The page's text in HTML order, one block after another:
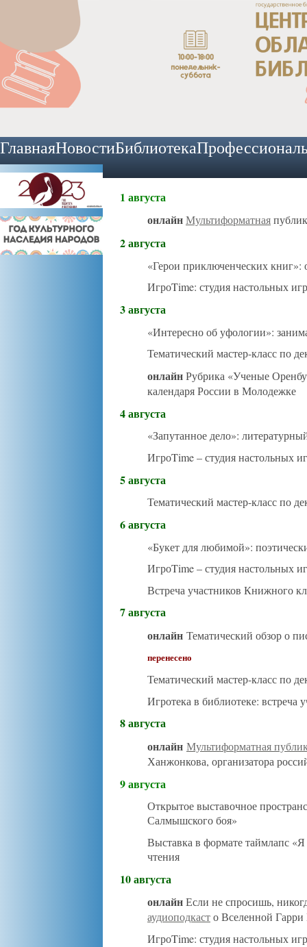
ГлавнаяНовостиБиблиотека
1 августа
онлайнМультиформатная
2 августа
«Герои приключенческих книг»:
ИгроTime: студия настольных игр
3 августа
«Интересно об уфологии»:
Тематический мастер-класс по
онлайнРубрика «Ученые
календаря России в Молодежке
4 августа
«Запутанное дело»:
ИгроTime – студия настольных
5 августа
Тематический мастер-класс по
6 августа
«Букет для любимой»:
ИгроTime – студия настольных
Встреча участников Книжного
7 августа
онлайн Тематический обзор о
перенесено
Тематический мастер-класс по
Игротека в библиотеке: встреча
8 августа
онлайн Мультиформатная
Ханжонкова, организатора
9 августа
Открытое выставочное
Салмышского боя»
Выставка в формате таймлапс
чтения
10 августа
онлайнЕсли не спросишь,
аудиоподкасто Вселенной Гарри
ИгроTime: студия настольных игр